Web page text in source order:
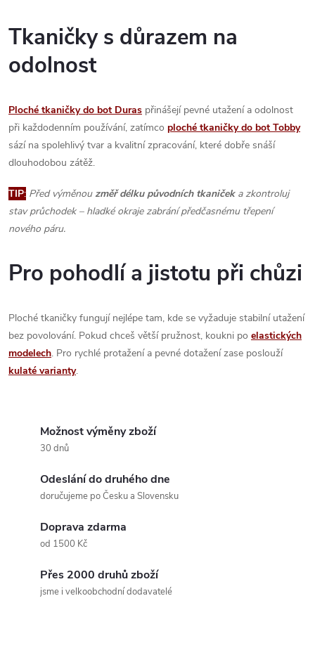
Tkaničky s důrazem na
odolnost
Ploché tkaničky do bot Duras přinášejí pevné utažení a odolnost
při každodenním používání, zatímco ploché tkaničky do bot Tobby
sází na spolehlivý tvar a kvalitní zpracování, které dobře snáší
dlouhodobou zátěž.
TIP: Před výměnouzměř délku původních tkaničeka zkontroluj
stav průchodek – hladké okraje zabrání předčasnému třepení
nového páru.
Pro pohodlí a jistotu při chůzi
Ploché tkaničky fungují nejlépe tam, kde se vyžaduje stabilní utažení
bez povolování. Pokud chceš větší pružnost, koukni po elastických
modelech. Pro rychlé protažení a pevné dotažení zase poslouží
kulaté varianty.
Možnost výměny zboží
30 dnů
Odeslání do druhého dne
doručujeme po Česku a Slovensku
Doprava zdarma
od 1500 Kč
Přes 2000 druhů zboží
jsme i velkoobchodní dodavatelé